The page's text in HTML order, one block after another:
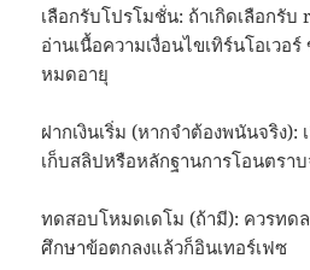
เลือกรับโปรโมชั่น: ถ้าเกิดเลือกรั
อ่านเนื้อความเงื่อนไขเทิร์นโอเวอ
หมดอายุ
ฝากเงินเริ่ม (หากจำต้องพนันจริง):
เก็บสลิปหรือหลักฐานการโอนตรา
ทดสอบโหมดเดโม (ถ้ามี): ควรทดล
ศึกษาข้อตกลงแล้วก็อินเทอร์เฟซ